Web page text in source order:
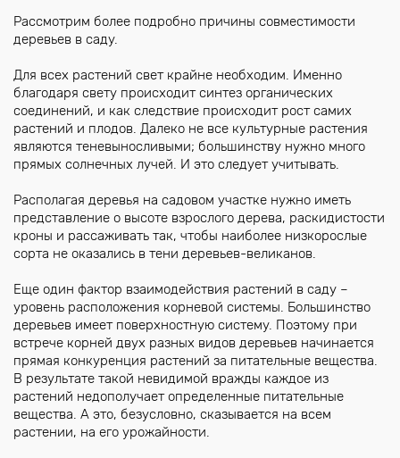
Рассмотрим более подробно причины совместимости
деревьев в саду.
Для всех растений свет крайне необходим. Именно
благодаря свету происходит синтез органических
соединений, и как следствие происходит рост самих
растений и плодов. Далеко не все культурные растения
являются теневыносливыми; большинству нужно много
прямых солнечных лучей. И это следует учитывать.
Располагая деревья на садовом участке нужно иметь
представление о высоте взрослого дерева, раскидистости
кроны и рассаживать так, чтобы наиболее низкорослые
сорта не оказались в тени деревьев-великанов.
Еще один фактор взаимодействия растений в саду –
уровень расположения корневой системы. Большинство
деревьев имеет поверхностную систему. Поэтому при
встрече корней двух разных видов деревьев начинается
прямая конкуренция растений за питательные вещества.
В результате такой невидимой вражды каждое из
растений недополучает определенные питательные
вещества. А это, безусловно, сказывается на всем
растении, на его урожайности.